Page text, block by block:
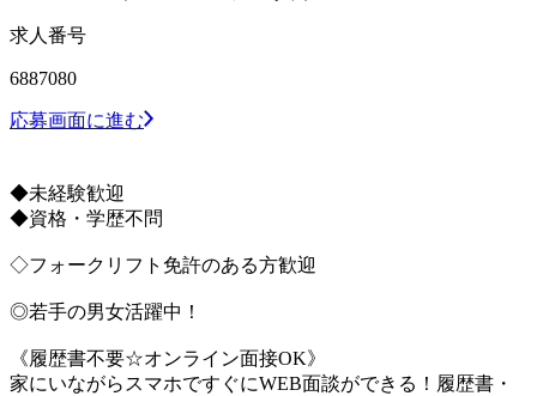
求人番号
6887080
応募画面に進む
◆未経験歓迎
◆資格・学歴不問
◇フォークリフト免許のある方歓迎
◎若手の男女活躍中！
《履歴書不要☆オンライン面接OK》
家にいながらスマホですぐにWEB面談ができる！履歴書・